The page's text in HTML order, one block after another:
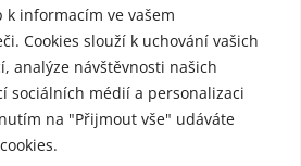
informacím ve vašem
Cookies slouží k uchování vašich
analýze návštěvnosti našich
sociálních médií a personalizaci
na "Přijmout vše" udáváte